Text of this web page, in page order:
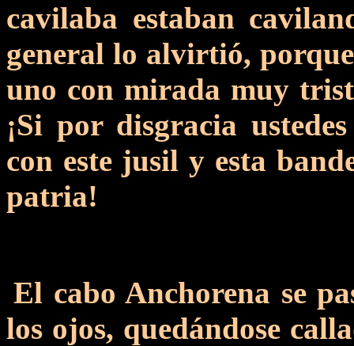
cavilaba estaban
general lo alvirtió,
uno con mirada muy
¡Si por disgracia
con este jusil y esta
patria!
El cabo Anchorena se
los ojos, quedándose